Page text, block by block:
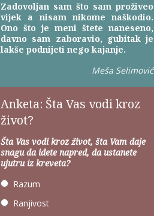
Zadovoljan sam što sam proživeo
vijek a nisam nikome naškodio.
Ono što je meni štete naneseno,
davno sam zaboravio, gubitak je
lakše podnijeti nego kajanje.
Meša Selimović
Anketa: Šta Vas vodi kroz
život?
Šta Vas vodi kroz život, šta Vam daje
snagu da idete napred, da ustanete
ujutru iz kreveta?
Razum
Ranjivost